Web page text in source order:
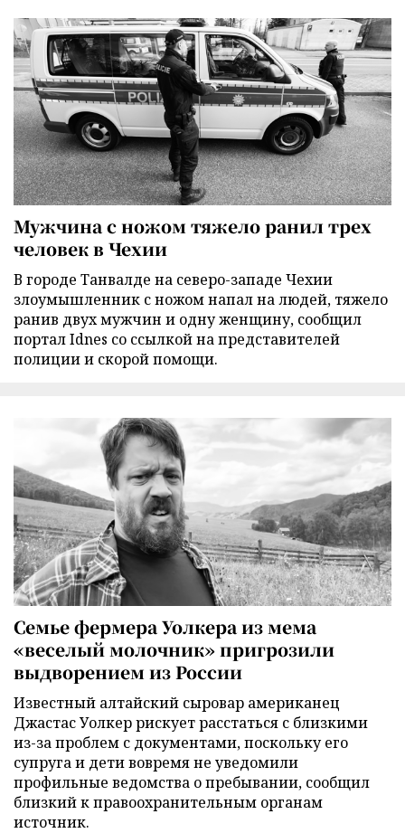
Мужчина с ножом тяжело ранил трех
человек в Чехии
В городе Танвалде на северо-западе Чехии
злоумышленник с ножом напал на людей, тяжело
ранив двух мужчин и одну женщину, сообщил
портал Idnes со ссылкой на представителей
полиции и скорой помощи.
Семье фермера Уолкера из мема
«веселый молочник» пригрозили
выдворением из России
Известный алтайский сыровар американец
Джастас Уолкер рискует расстаться с близкими
из-за проблем с документами, поскольку его
супруга и дети вовремя не уведомили
профильные ведомства о пребывании, сообщил
близкий к правоохранительным органам
источник.